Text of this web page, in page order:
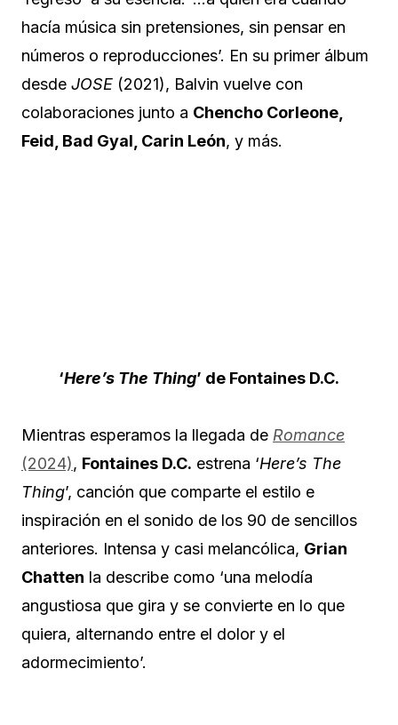
hacía música sin pretensiones, sin pensar en
números o reproducciones’. En su primer álbum
desde JOSE (2021), Balvin vuelve con
colaboraciones junto a Chencho Corleone,
Feid, Bad Gyal, Carin León, y más.
‘Here’s The Thing’ de Fontaines D.C.
Mientras esperamos la llegada de Romance
(2024), Fontaines D.C. estrena ‘Here’s The
Thing’, canción que comparte el estilo e
inspiración en el sonido de los 90 de sencillos
anteriores. Intensa y casi melancólica, Grian
Chatten la describe como ‘una melodía
angustiosa que gira y se convierte en lo que
quiera, alternando entre el dolor y el
adormecimiento’.